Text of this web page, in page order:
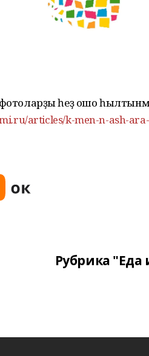
фотоларҙы һеҙ ошо
articles/k-men-n-ash-
Рубрика